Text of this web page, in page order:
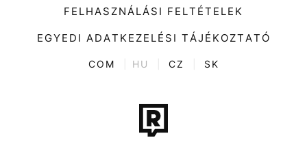
Divat
Kultúra
ENTR
Tech-Tudomány
Sport
FELHASZNÁLÁSI FELTÉTELEK
EGYEDI ADATKEZELÉSI TÁJÉKOZTATÓ
COM HU CZ SK